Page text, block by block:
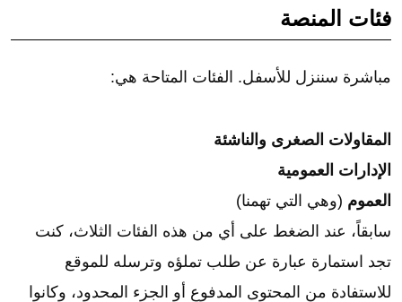
فئات المنصة
مباشرة سننزل للأسفل. الفئات المتاحة هي:
المقاولات الصغرى والناشئة
الإدارات العمومية
العموم (وهي التي تهمنا)
سابقاً، عند الضغط على أي من هذه الفئات الثلاث، كنت
تجد استمارة عبارة عن طلب تملؤه وترسله للموقع
للاستفادة من المحتوى المدفوع أو الجزء المحدود، وكانوا